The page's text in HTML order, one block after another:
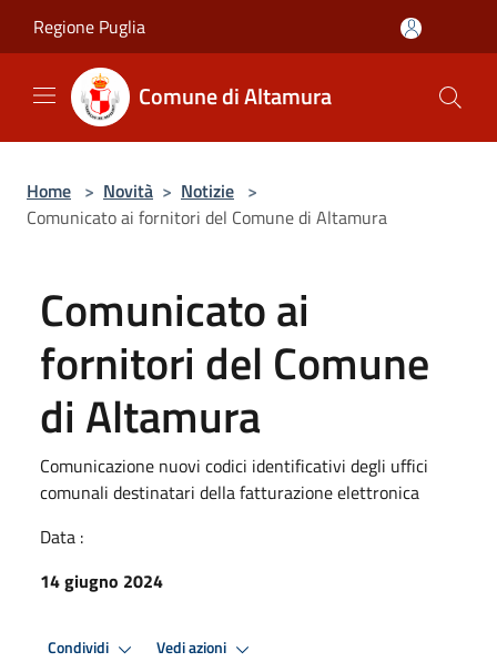
Regione Puglia
Comune di Altamura
Home > Novità > Notizie >
Comunicato ai fornitori del Comune di Altamura
Comunicato ai
fornitori del Comune
di Altamura
Comunicazione nuovi codici identificativi degli uffici
comunali destinatari della fatturazione elettronica
Data :
14 giugno 2024
Condividi Vedi azioni